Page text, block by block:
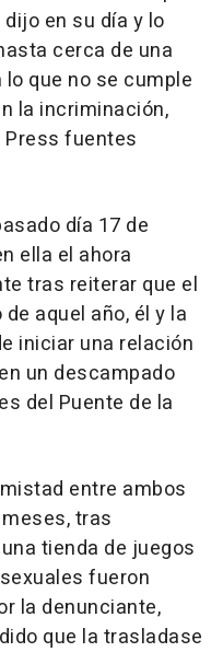
en su día y lo
cerca de una
que no se cumple
la incriminación,
Press fuentes
día 17 de
ella el ahora
tras reiterar que el
aquel año, él y la
iniciar una relación
un descampado
del Puente de la
entre ambos
tras
tienda de juegos
fueron
la denunciante,
que la trasladase